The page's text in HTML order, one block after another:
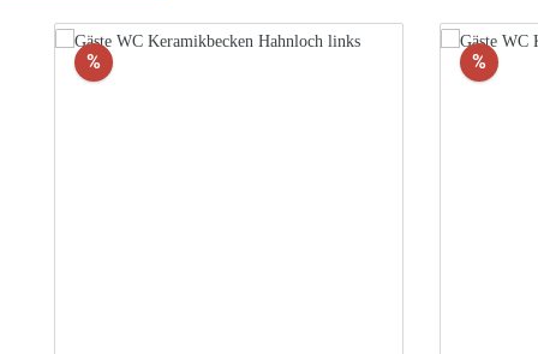
Produktgalerie überspringen
%Rabatt %